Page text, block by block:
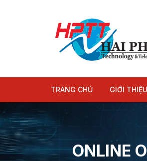
TRANG CHỦ GIỚI THIỆU
ONLINE